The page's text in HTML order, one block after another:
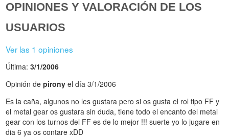
OPINIONES Y VALORACIÓN DE LOS
USUARIOS
Ver las 1 opiniones
Última:3/1/2006
Opinión depirony el día 3/1/2006
Es la caña, algunos no les gustara pero si os gusta el rol tipo FF y
el metal gear os gustara sin duda, tiene todo el encanto del metal
gear con los turnos del FF es de lo mejor !!! suerte yo lo jugare en
dia 6 ya os contare xDD